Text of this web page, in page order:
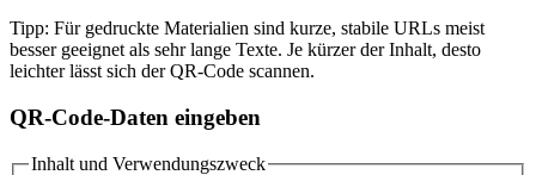
Tipp: Für gedruckte Materialien sind kurze, stabile URLs meist
besser geeignet als sehr lange Texte. Je kürzer der Inhalt, desto
leichter lässt sich der QR-Code scannen.
QR-Code-Daten eingeben
Inhalt und Verwendungszweck